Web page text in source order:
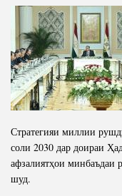
Стратегияи миллии
соли 2030 дар доираи
афзалиятҳои минбаъдаи
шуд.